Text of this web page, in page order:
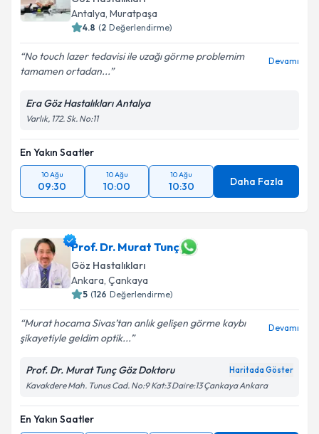
Antalya, Muratpaşa
4.8 (2 Değerlendirme)
No touch lazer tedavisi ile uzağı görme problemim
tamamen ortadan...
Devamı
Era Göz Hastalıkları Antalya
Varlık, 172. Sk. No:11
En Yakın Saatler
10 Ağu
09:30
10 Ağu
10:00
10 Ağu
10:30 Daha Fazla
Prof. Dr. Murat Tunç
Göz Hastalıkları
Ankara, Çankaya
5 (126 Değerlendirme)
Murat hocama Sivas’tan anlık gelişen görme kaybı
şikayetiyle geldim optik...
Devamı
Prof. Dr. Murat Tunç Göz Doktoru Haritada Göster
Kavakdere Mah. Tunus Cad. No:9 Kat:3 Daire:13 Çankaya Ankara
En Yakın Saatler